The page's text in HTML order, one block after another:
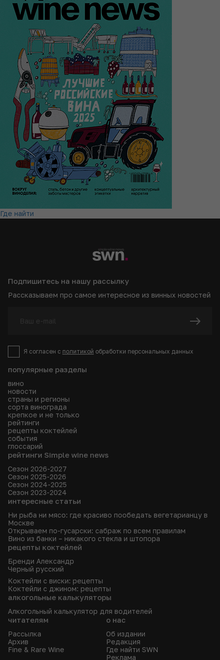
Где найти
популярные разделы
вино
новости
страны и регионы
сорта винограда
крепкое и не только
рейтинги
рецепты коктейлей
события
глоссарий
рейтинги Simple wine news
Сезон 2026-2027
Сезон 2025-2026
Сезон 2024-2025
Сезон 2023-2024
интересные статьи
Ни рыба ни мясо: где красиво пообедать вегетарианцу в
Москве
Открываем по-гусарски: сабраж по всем правилам
Вино из банки – никакого стекла и штопора
рецепты коктейлей
Бренди Александр
Черный русский
Коктейли с виски: рецепты
Коктейли с джином: рецепты
алкогольные калькуляторы
Алкогольный калькулятор для водителей
читателям
Рассылка
Архив
Fine & Rare Wine
о нас
Об издании
Редакция
Где найти SWN
Реклама
Подпишитесь на нашу рассылку
Рассказываем про самое интересное из винных новостей
Я согласен с политикой обработки персональных данных